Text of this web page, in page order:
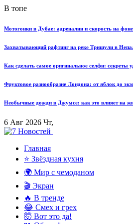
В топе
Мотогонки в Дубае: адреналин и скорость на
Захватывающий рафтинг на реке Тришули в
Как сделать самое оригинальное селфи: секреты
Фруктовое разнообразие Лондона: от яблок до
Необычные дожди в Джумсе: как это влияет на
6 Авг 2026 Чт,
Главная
⭐ Звёздная кухня
🌍 Мир с чемоданом
🎬 Экран
🔥 В тренде
😂 Смех и грех
🤯 Вот это да!